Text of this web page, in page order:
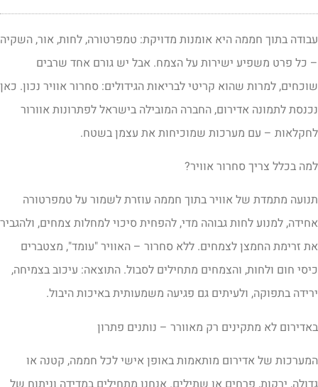
בתוך חממה היא אומנות מדויקת: טמפרטורה, לחות, אור, השקיה
כל פרט משפיע ישירות על הצמח. אבל יש גורם אחד שרבים
למרות שהוא קריטי לבריאות הגידולים: סחרור אוויר נכון. כאן
לתמונה אדירום, החברה המובילה בישראל לפתרונות אוורור
– עם מערכות שמוכיחות את עצמן בשטח.
בכלל צריך סחרור אוויר?
מתמדת של אוויר בתוך חממה עוזרת לשמור על טמפרטורה
למנוע לחות גבוהה מדי, להפחית סיכוי למחלות צמחים, ולהגביר
זרימת החמצן לצמחים. ללא סחרור – האוויר "עומד", מצטברים
חום ולחות, והצמחים מתחילים לסבול. התוצאה: עיכוב בצמיחה,
בתפוקה, ולעיתים גם פגיעה משמעותית באיכות היבול.
לא מתקינים רק מאוורר – נותנים פתרון
של אדירום מותאמות באופן אישי לכל חממה, קטנה או